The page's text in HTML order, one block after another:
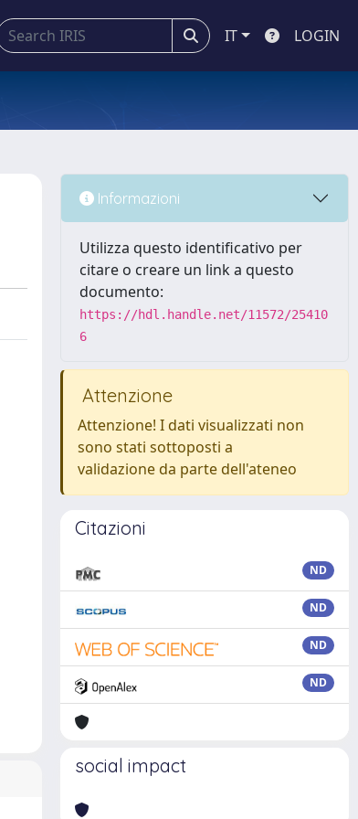
IT LOGIN
Informazioni
Utilizza questo identificativo per
citare o creare un link a questo
documento:
https://hdl.handle.net/11572/25410
6
Attenzione
Attenzione! I dati visualizzati non
sono stati sottoposti a
validazione da parte dell'ateneo
Citazioni
ND
ND
ND
ND
social impact